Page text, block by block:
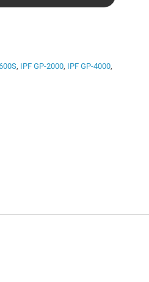
IPF GP-2000 IPF GP-4000